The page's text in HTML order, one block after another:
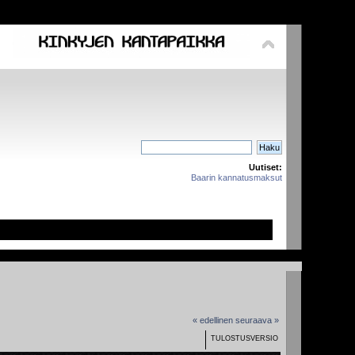
Uutiset:
Baarin kannatusmaksut
« edellinen seuraava »
TULOSTUSVERSIO